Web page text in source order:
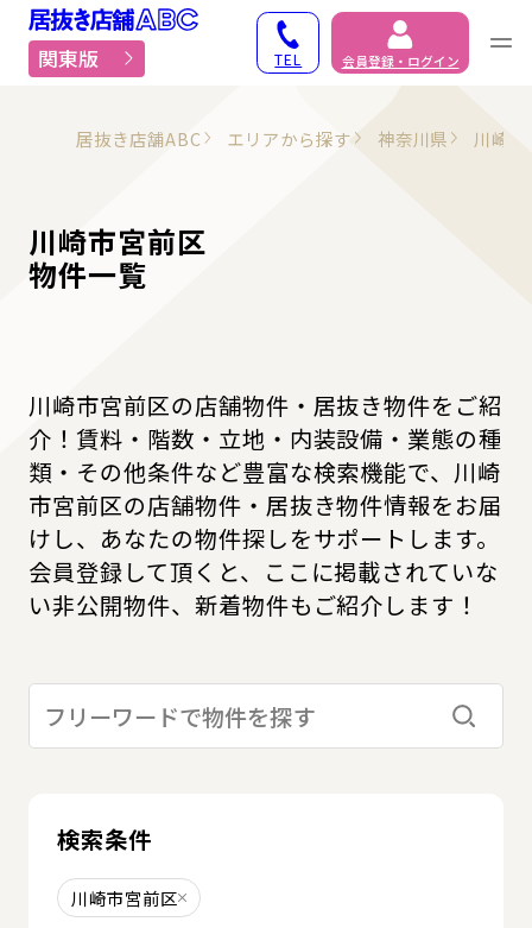
居抜き物件・貸店舗で
関東版 TEL 会員登録・ログイン
居抜き店舗ABC エリアから探す 神奈川県 川崎
川崎市宮前区
物件一覧
川崎市宮前区の店舗物件・居抜き物件をご紹
介！賃料・階数・立地・内装設備・業態の種
類・その他条件など豊富な検索機能で、川崎
市宮前区の店舗物件・居抜き物件情報をお届
けし、あなたの物件探しをサポートします。
会員登録して頂くと、ここに掲載されていな
い非公開物件、新着物件もご紹介します！
検索す
検索条件
川崎市宮前区削除する